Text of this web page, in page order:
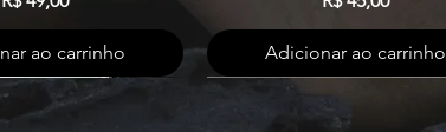
ao carrinho Adicionar ao carrinho